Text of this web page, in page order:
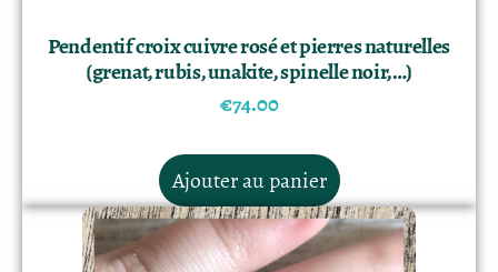
Pendentif croix cuivre rosé et pierres naturelles
(grenat, rubis, unakite, spinelle noir,…)
€74.00
Ajouter au panier